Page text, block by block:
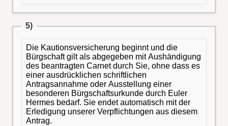
5)
Die Kautionsversicherung beginnt und die
Bürgschaft gilt als abgegeben mit Aushändigung
des beantragten Carnet durch Sie, ohne dass es
einer ausdrücklichen schriftlichen
Antragsannahme oder Ausstellung einer
besonderen Bürgschaftsurkunde durch Euler
Hermes bedarf. Sie endet automatisch mit der
Erledigung unserer Verpflichtungen aus diesem
Antrag.